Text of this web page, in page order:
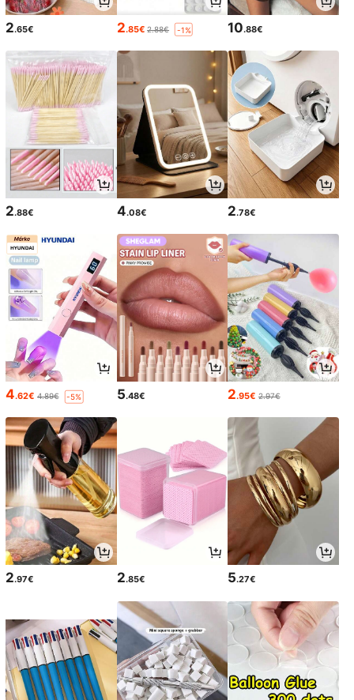
2.65€ 2.85€ 2.88€ -1% 10.88€
2.88€ 4.08€ 2.78€
4.62€ 4.89€ -5% 5.48€ 2.95€ 2.97€
2.97€ 2.85€ 5.27€